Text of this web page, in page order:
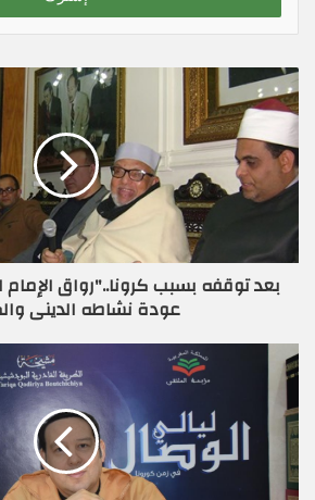
ب
ي
د
ك
ل
و
ي
بعد توقفه بسبب كرونا.."رواق
عودة نشاطه الدينى